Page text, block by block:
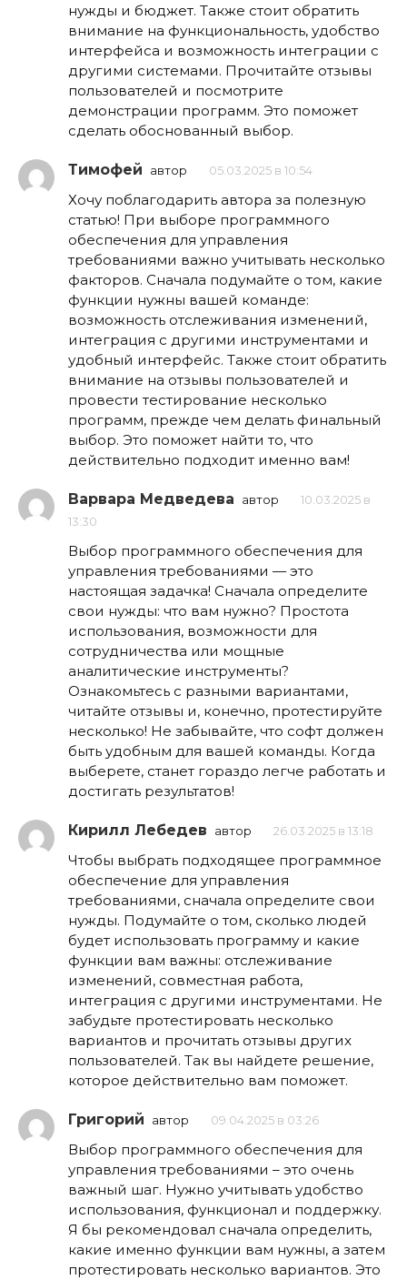
нужды и бюджет. Также стоит обратить
внимание на функциональность, удобство
интерфейса и возможность интеграции с
другими системами. Прочитайте отзывы
пользователей и посмотрите
демонстрации программ. Это поможет
сделать обоснованный выбор.
Тимофей автор 05.03.2025 в 10:54
Хочу поблагодарить автора за полезную
статью! При выборе программного
обеспечения для управления
требованиями важно учитывать несколько
факторов. Сначала подумайте о том, какие
функции нужны вашей команде:
возможность отслеживания изменений,
интеграция с другими инструментами и
удобный интерфейс. Также стоит обратить
внимание на отзывы пользователей и
провести тестирование несколько
программ, прежде чем делать финальный
выбор. Это поможет найти то, что
действительно подходит именно вам!
Варвара Медведева автор
10.03.2025 в
13:30
Выбор программного обеспечения для
управления требованиями — это
настоящая задачка! Сначала определите
свои нужды: что вам нужно? Простота
использования, возможности для
сотрудничества или мощные
аналитические инструменты?
Ознакомьтесь с разными вариантами,
читайте отзывы и, конечно, протестируйте
несколько! Не забывайте, что софт должен
быть удобным для вашей команды. Когда
выберете, станет гораздо легче работать и
достигать результатов!
Кирилл Лебедев автор 26.03.2025 в 13:18
Чтобы выбрать подходящее программное
обеспечение для управления
требованиями, сначала определите свои
нужды. Подумайте о том, сколько людей
будет использовать программу и какие
функции вам важны: отслеживание
изменений, совместная работа,
интеграция с другими инструментами. Не
забудьте протестировать несколько
вариантов и прочитать отзывы других
пользователей. Так вы найдете решение,
которое действительно вам поможет.
Григорий автор 09.04.2025 в 03:26
Выбор программного обеспечения для
управления требованиями – это очень
важный шаг. Нужно учитывать удобство
использования, функционал и поддержку.
Я бы рекомендовал сначала определить,
какие именно функции вам нужны, а затем
протестировать несколько вариантов. Это